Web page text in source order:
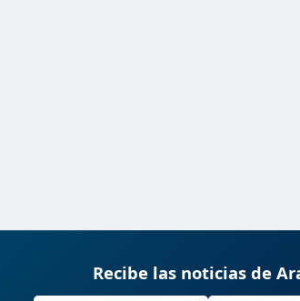
Recibe las noticias de